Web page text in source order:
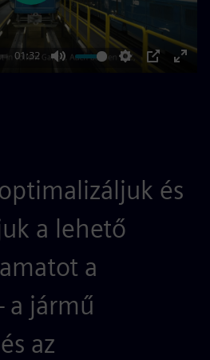
01:32
és
a lehető
a
jármű
az